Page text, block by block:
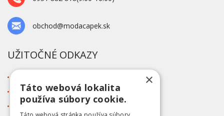
obchod@modacapek.sk
UŽITOČNÉ ODKAZY
Blog
Kontakt
×
Táto webová lokalita
používa súbory cookie.